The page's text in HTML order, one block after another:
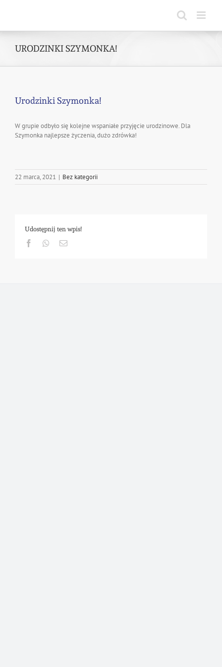
URODZINKI SZYMONKA!
Urodzinki Szymonka!
W grupie odbyło się kolejne wspaniałe przyjęcie urodzinowe. Dla
Szymonka najlepsze życzenia, dużo zdrówka!
22 marca, 2021 | Bez kategorii
Udostępnij ten wpis!
FacebookWhatsapp
Email